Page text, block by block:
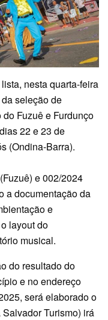
nesta quarta-feira
seleção de
Fuzuê e Furdunço
22 e 23 de
(Ondina-Barra).
e 002/2024
a documentação da
e
layout do
musical.
do resultado do
e no endereço
será elaborado o
Turismo) irá